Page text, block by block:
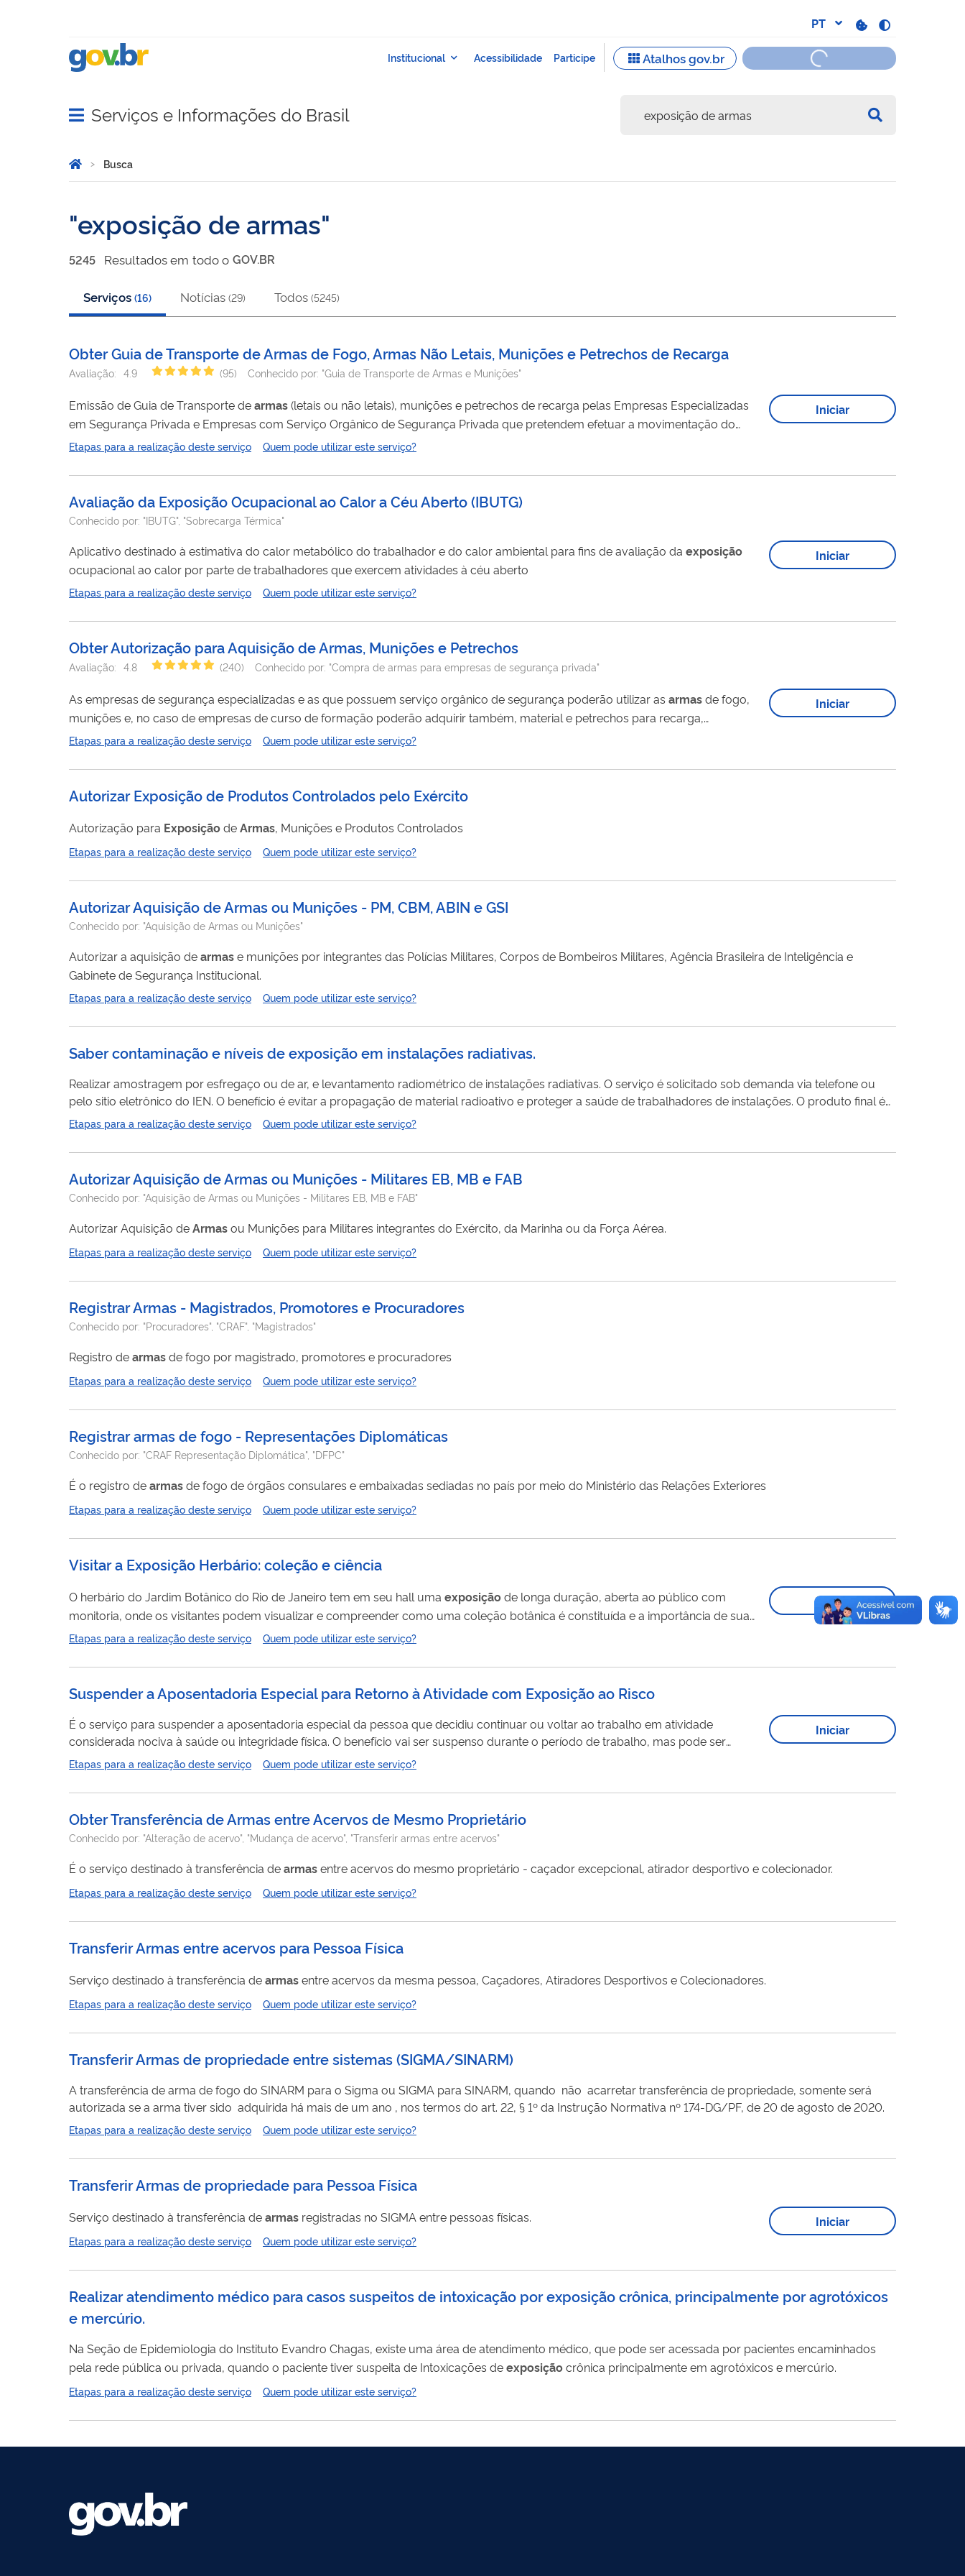
Abrir menu principal de navegação
Serviços e Informações do Brasil
Você está aqui:
Página Inicial
Busca
exposição de armas
5245 Resultadosem todo o GOV.BR
Serviços (16) Notícias (29) Todos (5245)
Obter Guia de Transporte de Armas de Fogo, Armas Não Letais, Munições e Petrechos de Recarga
Avaliação: 4.9 (95) Conhecido por: "Guia de Transporte de Armas e Munições"
Emissão de Guia de Transporte dearmas(letais ou não letais), munições e petrechos de recarga pelas Empresas Especializadas
em Segurança Privada e Empresas com Serviço Orgânico de Segurança Privada que pretendem efetuar a movimentação do
material controlado entre a suas sedes, filiais e postos de serviço previamente cadastrados junto ao Sistema GESP.
Etapas para a realização deste serviço Quem pode utilizar este serviço?
Iniciar
Avaliação da Exposição Ocupacional ao Calor a Céu Aberto(IBUTG)
Conhecido por: "IBUTG", "Sobrecarga Térmica"
Aplicativo destinado à estimativa do calor metabólico do trabalhador e do calor ambiental para fins de avaliação da exposição
ocupacional ao calor por parte de trabalhadores que exercem atividades à céu aberto
Etapas para a realização deste serviço Quem pode utilizar este serviço?
Iniciar
Obter Autorização para Aquisição de Armas, Munições e Petrechos
Avaliação: 4.8 (240) Conhecido por: "Compra de armas para empresas de segurança privada"
As empresas de segurança especializadas e as que possuem serviço orgânico de segurança poderão utilizar as armasde fogo,
munições e, no caso de empresas de curso de formação poderão adquirir também, material e petrechos para recarga,
Etapas para a realização deste serviço Quem pode utilizar este serviço?
Iniciar
Autorizar Exposição de Produtos Controlados pelo Exército
Autorização para ExposiçãodeArmas, Munições e Produtos Controlados
Etapas para a realização deste serviço Quem pode utilizar este serviço?
Autorizar Aquisição de Armas ou Munições - PM, CBM, ABIN e GSI
Conhecido por: "Aquisição de Armas ou Munições"
Autorizar a aquisição dearmase munições por integrantes das Polícias Militares, Corpos de Bombeiros Militares, Agência Brasileira de Inteligência e
Gabinete de Segurança Institucional.
Etapas para a realização deste serviço Quem pode utilizar este serviço?
Saber contaminação e níveis de exposição em instalações radiativas.
Realizar amostragem por esfregaço ou de ar, e levantamento radiométrico de instalações radiativas. O serviço é solicitado sob demanda via telefone ou
pelo sitio eletrônico do IEN. O benefício é evitar a propagação de material radioativo e proteger a saúde de trabalhadores de instalações. O produto final é
um relatório de avaliação das condições ocupacionais da instalação radiativa.
Etapas para a realização deste serviço Quem pode utilizar este serviço?
Autorizar Aquisição de Armas ou Munições - Militares EB, MB e FAB
Conhecido por: "Aquisição de Armas ou Munições - Militares EB, MB e FAB"
Autorizar Aquisição deArmasou Munições para Militares integrantes do Exército, da Marinha ou da Força Aérea.
Etapas para a realização deste serviço Quem pode utilizar este serviço?
Registrar Armas - Magistrados, Promotores e Procuradores
Conhecido por: "Procuradores", "CRAF", "Magistrados"
Registro dearmasde fogo por magistrado, promotores e procuradores
Etapas para a realização deste serviço Quem pode utilizar este serviço?
Registrar armas de fogo - Representações Diplomáticas
Conhecido por: "CRAF Representação Diplomática", "DFPC"
É o registro dearmasde fogo de órgãos consulares e embaixadas sediadas no país por meio do Ministério das Relações Exteriores
Etapas para a realização deste serviço Quem pode utilizar este serviço?
Visitar a Exposição Herbário: coleção e ciência
O herbário do Jardim Botânico do Rio de Janeiro tem em seu hall uma exposiçãode longa duração, aberta ao público com
monitoria, onde os visitantes podem visualizar e compreender como uma coleção botânica é constituída e a importância de sua
preservação ao longo dos anos para a ciência. Nessa exposição, o público tem contato com a história do centenário Herbário RB
de...
Etapas para a realização deste serviço Quem pode utilizar este serviço?
Iniciar
Suspender a Aposentadoria Especial para Retorno à Atividade com Exposição ao Risco
É o serviço para suspender a aposentadoria especial da pessoa que decidiu continuar ou voltar ao trabalho em atividade
considerada nociva à saúde ou integridade física. O benefício vai ser suspenso durante o período de trabalho, mas pode ser
reativado logo que sair da atividade prejudicial. Você não precisa ir a uma agência do INSS para pedir este serviço.
Etapas para a realização deste serviço Quem pode utilizar este serviço?
Iniciar
Obter Transferência de Armas entre Acervos de Mesmo Proprietário
Conhecido por: "Alteração de acervo", "Mudança de acervo", "Transferir armas entre acervos"
É o serviço destinado à transferência dearmasentre acervos do mesmo proprietário - caçador excepcional, atirador desportivo e colecionador.
Etapas para a realização deste serviço Quem pode utilizar este serviço?
Transferir Armas entre acervos para Pessoa Física
Serviço destinado à transferência dearmasentre acervos da mesma pessoa, Caçadores, Atiradores Desportivos e Colecionadores.
Etapas para a realização deste serviço Quem pode utilizar este serviço?
Transferir Armas de propriedade entre sistemas (SIGMA/SINARM)
A transferência de arma de fogo do SINARM para o Sigma ou SIGMA para SINARM, quando não acarretar transferência de propriedade, somente será
autorizada se a arma tiver sido adquirida há mais de um ano , nos termos do art. 22, § 1º da Instrução Normativa nº 174-DG/PF, de 20 de agosto de 2020.
Etapas para a realização deste serviço Quem pode utilizar este serviço?
Transferir Armas de propriedade para Pessoa Física
Serviço destinado à transferência dearmas registradas no SIGMA entre pessoas físicas.
Etapas para a realização deste serviço Quem pode utilizar este serviço?
Iniciar
Realizar atendimento médico para casos suspeitos de intoxicação por exposição crônica, principalmente por agrotóxicos
e mercúrio.
Na Seção de Epidemiologia do Instituto Evandro Chagas, existe uma área de atendimento médico, que pode ser acessada por pacientes encaminhados
pela rede pública ou privada, quando o paciente tiver suspeita de Intoxicações deexposiçãocrônica principalmente em agrotóxicos e mercúrio.
Etapas para a realização deste serviço Quem pode utilizar este serviço?